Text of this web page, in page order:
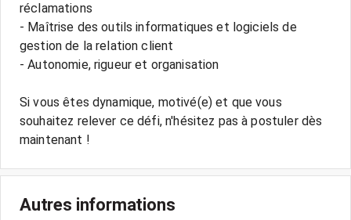
réclamations
- Maîtrise des outils informatiques et logiciels de
gestion de la relation client
- Autonomie, rigueur et organisation
Si vous êtes dynamique, motivé(e) et que vous
souhaitez relever ce défi, n'hésitez pas à postuler dès
Autres informations